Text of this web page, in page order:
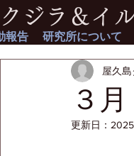
クジラ＆イ
３
屋久
更新日：
報告 研究所について